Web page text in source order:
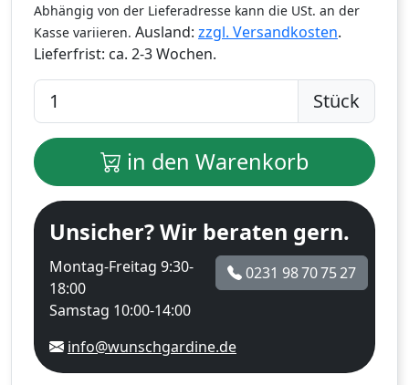
Abhängig von der Lieferadresse kann die USt. an der
Kasse variieren. Ausland: zzgl. Versandkosten.
Lieferfrist: ca. 2-3 Wochen.
Stück
in den Warenkorb
Unsicher? Wir beraten gern.
Montag-Freitag 9:30-
18:00
Samstag 10:00-14:00
0231 98 70 75 27
info@wunschgardine.de